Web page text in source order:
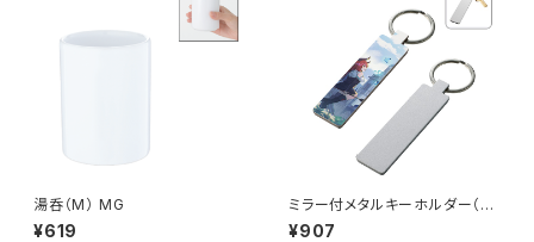
湯呑（M） MG
¥619
ミラー付メタルキーホルダー（ス
¥907